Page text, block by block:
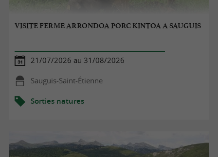
VISITE FERME ARRONDOA PORC KINTOA A SAUGUIS
21/07/2026 au 31/08/2026
Sauguis-Saint-Étienne
Sorties natures